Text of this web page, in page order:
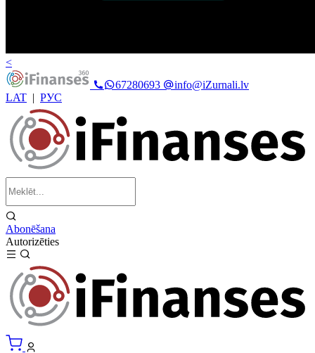
<
67280693
info@iZurnali.lv
LAT | РУС
Abonēšana
Autorizēties